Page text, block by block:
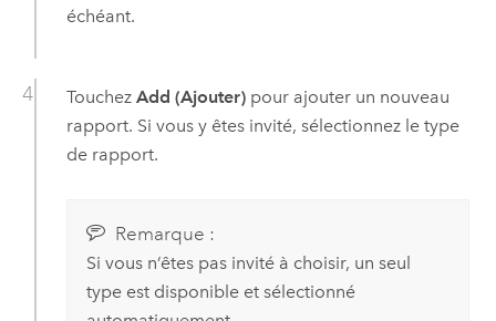
échéant.
Touchez Add (Ajouter)pour ajouter un nouveau
rapport. Si vous y êtes invité, sélectionnez le type
de rapport.
Remarque :
Si vous n’êtes pas invité à choisir, un seul
type est disponible et sélectionné